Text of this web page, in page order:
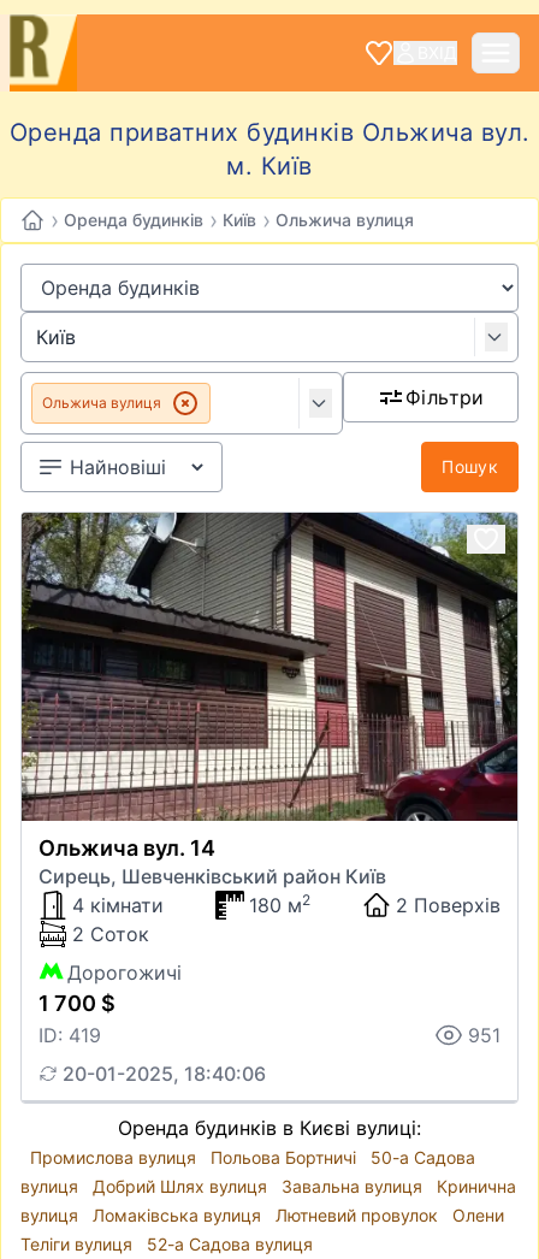
Оренда приватних будинків Ольжича вул.
м. Київ
› Оренда будинків › Київ › Ольжича вулиця
Ольжича вулиця Фільтри
Пошук
Ольжича вул. 14
Сирець, Шевченківський район Київ
4 кімнати
180 м2
2 Поверхів
2 Соток
Дорогожичі
1 700 $
ID: 419
951
20-01-2025, 18:40:06
Оренда будинків в Києві вулиці:
Промислова вулиця Польова Бортничі
50-а Садова
вулиця
Добрий Шлях вулиця Завальна вулиця
Кринична
вулиця
Ломаківська вулиця Лютневий провулок
Олени
Теліги вулиця
52-а Садова вулиця